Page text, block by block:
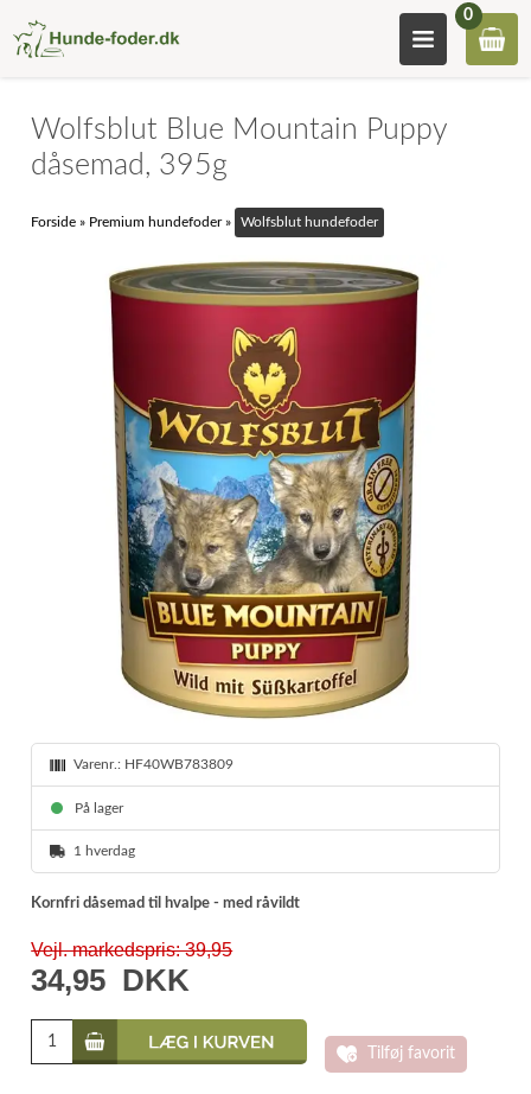
0
Wolfsblut Blue Mountain Puppy
dåsemad, 395g
Forside » Premium hundefoder» Wolfsblut hundefoder
Varenr.: HF40WB783809
På lager
1 hverdag
Kornfri dåsemad til hvalpe - med råvildt
Vejl. markedspris: 39,95
34,95 DKK
Tilføj favorit